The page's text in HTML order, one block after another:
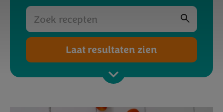
Laat resultaten zien